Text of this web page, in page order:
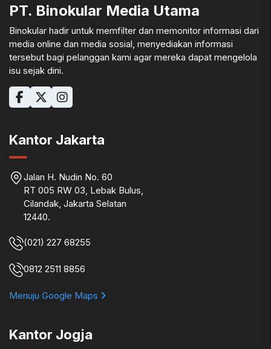
PT. Binokular Media Utama
Binokular hadir untuk memfilter dan memonitor informasi dari
media online dan media sosial, menyediakan informasi
tersebut bagi pelanggan kami agar mereka dapat mengelola
isu sejak dini.
Kantor Jakarta
Jalan H. Nudin No. 60
RT 005 RW 03, Lebak Bulus,
Cilandak, Jakarta Selatan
12440.
(021) 227 68255
0812 2511 8856
Menuju Google Maps
Kantor Jogja